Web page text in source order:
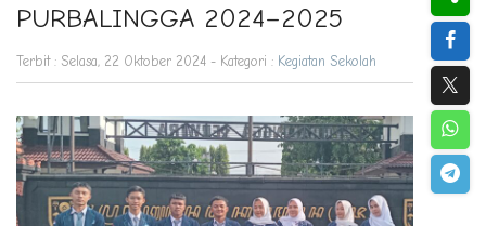
PURBALINGGA 2024–2025
Terbit : Selasa, 22 Oktober 2024 - Kategori : Kegiatan Sekolah